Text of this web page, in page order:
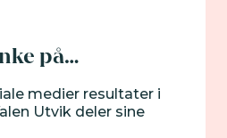
på…
medier resultater i
Utvik deler sine